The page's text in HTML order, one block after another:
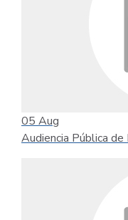
05 Aug
Audiencia Pública de